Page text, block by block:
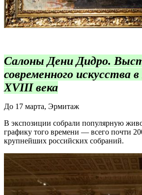
Салоны Дени Дидро.
современного искусства
XVIII века
До 17 марта, Эрмитаж
В экспозиции собрали популярную
графику того времени — всего почти
крупнейших российских собраний.